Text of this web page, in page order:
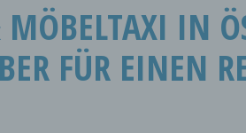
IN
FÜR EINEN